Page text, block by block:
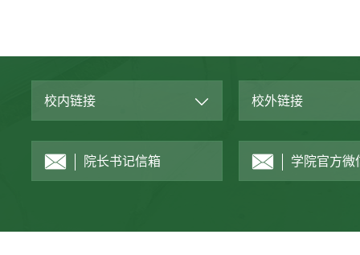
校内链接 校外链接
院长书记信箱 学院官方微